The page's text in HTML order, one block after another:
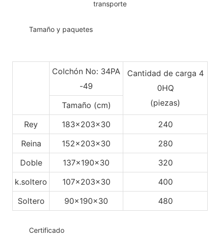
transporte
Tamaño y paquetes
Colchón No: 34PA
-49
Cantidad de carga 4
0HQ
(piezas)
Tamaño (cm)
Rey
183x203x30
240
Reina
152x203x30
280
Doble
137x190x30
320
k.soltero
107x203x30
400
Soltero
90x190x30 480
Certificado